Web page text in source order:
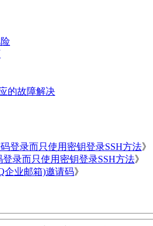
的故障解决
登录而只使用密钥登录SSH方法》
登录而只使用密钥登录SSH方法》
企业邮箱)邀请码》